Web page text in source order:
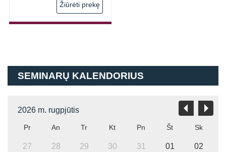
Žiūrėti prekę
product
has
options
may
product
SEMINARŲ KALENDORIUS
2026 m. rugpjūtis
Pr An Tr Kt Pn Št Sk
27 28 29 30 31 01 02